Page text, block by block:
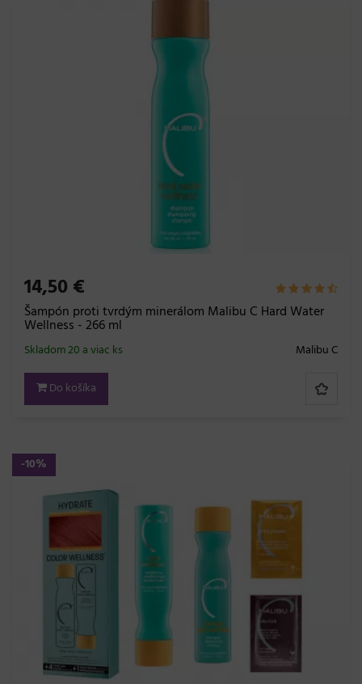
14,50 €
Šampón proti tvrdým minerálom Malibu C Hard Water
Wellness - 266 ml
Malibu C
Skladom 20 a viac ks
Do košíka
-10%